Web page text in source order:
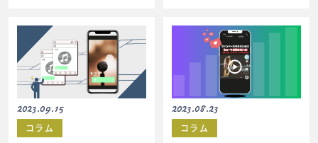
2023.09.15
コラム
2023.08.23
コラム